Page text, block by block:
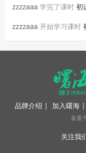
zzzzaaa 学完了课时 初
zzzzaaa 开始学习课时
品牌介绍 | 加入曙海 |
备案
关注我